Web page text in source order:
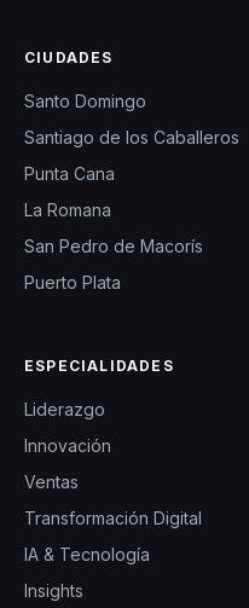
CIUDADES
Santo Domingo
Santiago de los Caballeros
Punta Cana
La Romana
San Pedro de Macorís
Puerto Plata
ESPECIALIDADES
Liderazgo
Innovación
Ventas
Transformación Digital
IA & Tecnología
Insights